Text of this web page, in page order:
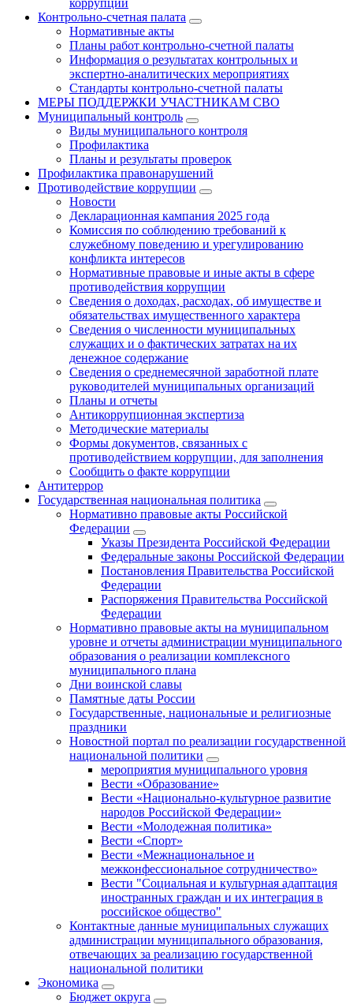
коррупции
Контрольно-счетная палата
Нормативные акты
Планы работ контрольно-счетной палаты
Информация о результатах контрольных и
экспертно-аналитических мероприятиях
Стандарты контрольно-счетной палаты
МЕРЫ ПОДДЕРЖКИ УЧАСТНИКАМ СВО
Муниципальный контроль
Виды муниципального контроля
Профилактика
Планы и результаты проверок
Профилактика правонарушений
Противодействие коррупции
Новости
Декларационная кампания 2025 года
Комиссия по соблюдению требований к
служебному поведению и урегулированию
конфликта интересов
Нормативные правовые и иные акты в сфере
противодействия коррупции
Сведения о доходах, расходах, об имуществе и
обязательствах имущественного характера
Сведения о численности муниципальных
служащих и о фактических затратах на их
денежное содержание
Сведения о среднемесячной заработной плате
руководителей муниципальных организаций
Планы и отчеты
Антикоррупционная экспертиза
Методические материалы
Формы документов, связанных с
противодействием коррупции, для заполнения
Сообщить о факте коррупции
Антитеррор
Государственная национальная политика
Нормативно правовые акты Российской
Федерации
Указы Президента Российской Федерации
Федеральные законы Российской Федерации
Постановления Правительства Российской
Федерации
Распоряжения Правительства Российской
Федерации
Нормативно правовые акты на муниципальном
уровне и отчеты администрации муниципального
образования о реализации комплексного
муниципального плана
Дни воинской славы
Памятные даты России
Государственные, национальные и религиозные
праздники
Новостной портал по реализации государственной
национальной политики
мероприятия муниципального уровня
Вести «Образование»
Вести «Национально-культурное развитие
народов Российской Федерации»
Вести «Молодежная политика»
Вести «Спорт»
Вести «Межнациональное и
межконфессиональное сотрудничество»
Вести "Социальная и культурная адаптация
иностранных граждан и их интеграция в
российское общество"
Контактные данные муниципальных служащих
администрации муниципального образования,
отвечающих за реализацию государственной
национальной политики
Экономика
Бюджет округa